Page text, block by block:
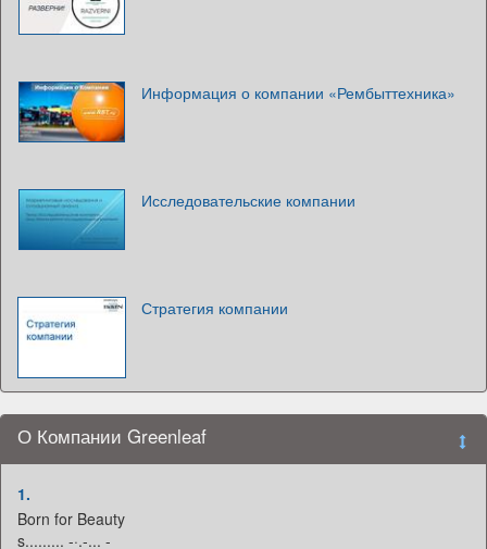
Информация о компании «Рембыттехника»
Исследовательские компании
Стратегия компании
О Компании Greenleaf
1.
Born for Beauty
s......... -·.-... -